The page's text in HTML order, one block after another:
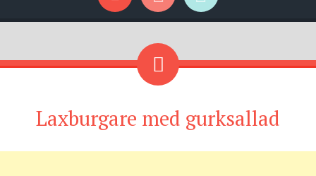
Menu
Widgets
Search
Laxburgare med gurksallad